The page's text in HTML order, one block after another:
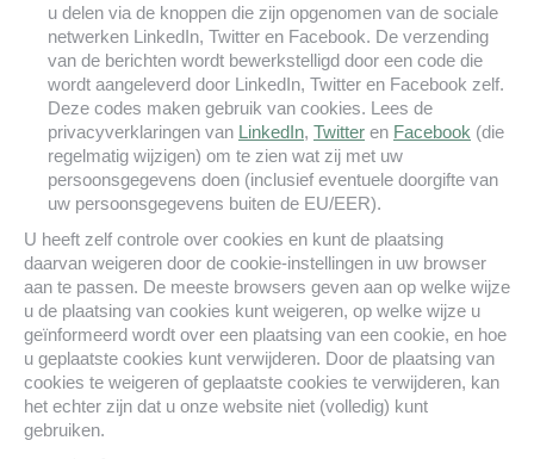
u delen via de knoppen die zijn opgenomen van de sociale
netwerken LinkedIn, Twitter en Facebook. De verzending
van de berichten wordt bewerkstelligd door een code die
wordt aangeleverd door LinkedIn, Twitter en Facebook zelf.
Deze codes maken gebruik van cookies. Lees de
privacyverklaringen van LinkedIn, Twitter en Facebook (die
regelmatig wijzigen) om te zien wat zij met uw
persoonsgegevens doen (inclusief eventuele doorgifte van
uw persoonsgegevens buiten de EU/EER).
U heeft zelf controle over cookies en kunt de plaatsing
daarvan weigeren door de cookie-instellingen in uw browser
aan te passen. De meeste browsers geven aan op welke wijze
u de plaatsing van cookies kunt weigeren, op welke wijze u
geïnformeerd wordt over een plaatsing van een cookie, en hoe
u geplaatste cookies kunt verwijderen. Door de plaatsing van
cookies te weigeren of geplaatste cookies te verwijderen, kan
het echter zijn dat u onze website niet (volledig) kunt
gebruiken.